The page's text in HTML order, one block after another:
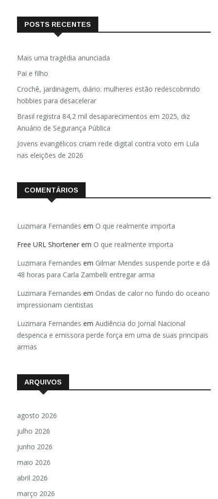
POSTS RECENTES
Mais uma tragédia anunciada
Pai e filho
Crochê, jardinagem, diário: mulheres estão redescobrindo
hobbies para desacelerar
Brasil registra 84,2 mil desaparecimentos em 2025, diz
Anuário de Segurança Pública
Jovens evangélicos criam rede digital contra voto em Lula
nas eleições de 2026
COMENTÁRIOS
Luzimara Fernandes em O que realmente importa
Free URL Shortener em O que realmente importa
Luzimara Fernandes em Gilmar Mendes suspende porte e dá
48 horas para Carla Zambelli entregar arma
Luzimara Fernandes em Ondas de calor no fundo do oceano
impressionam cientistas
Luzimara Fernandes em Audiência do Jornal Nacional
despenca e emissora perde força em uma de suas principais
armas
ARQUIVOS
agosto 2026
julho 2026
junho 2026
maio 2026
abril 2026
março 2026